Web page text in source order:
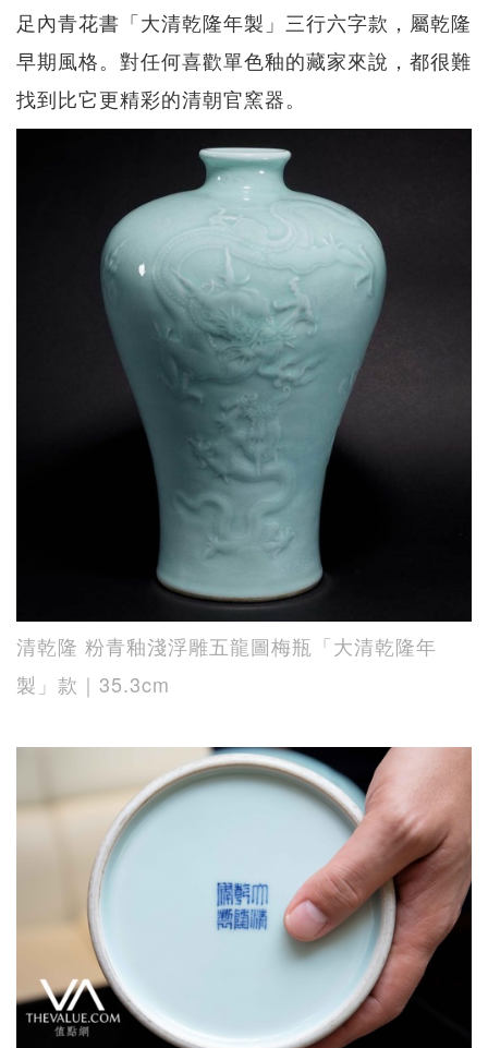
足內青花書「大清乾隆年製」三行六字款，屬乾隆
早期風格。對任何喜歡單色釉的藏家來說，都很難
找到比它更精彩的清朝官窯器。
清乾隆 粉青釉淺浮雕五龍圖梅瓶「大清乾隆年
製」款｜35.3cm